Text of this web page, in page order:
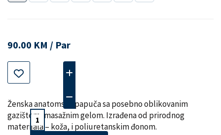
90.00 KM / Par
Ženska anatomska papuča sa posebno oblikovanim
gazištem, masažnim gelom. Izrađena od prirodnog
materijala – koža, i poliuretanskim đonom.